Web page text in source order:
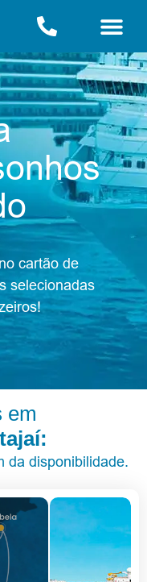
no cartão de
selecionadas
em
da disponibilidade.